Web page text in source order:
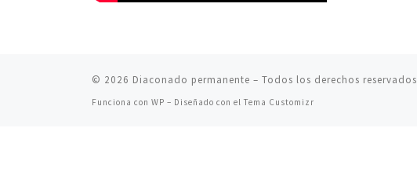
© 2026 Diaconado permanente – Todos los derechos reservados
Funciona con WP – Diseñado con el Tema Customizr